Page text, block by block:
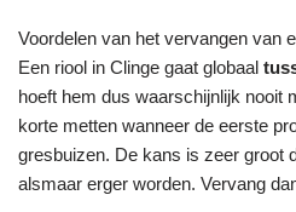
Voordelen van het vervangen van
Een riool in Clinge gaat globaal
hoeft hem dus waarschijnlijk nooit
korte metten wanneer de eerste
gresbuizen. De kans is zeer groot
alsmaar erger worden. Vervang